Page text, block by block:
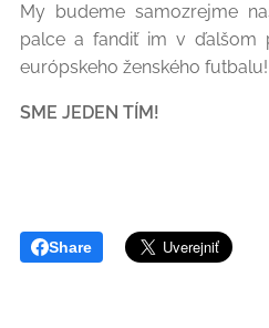
My budeme samozrejme
palce a fandiť im v ďalšom
európskeho ženského futbalu!
SME JEDEN TÍM!
Share